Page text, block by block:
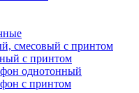
смесовый с принтом
с принтом
однотонный
с принтом